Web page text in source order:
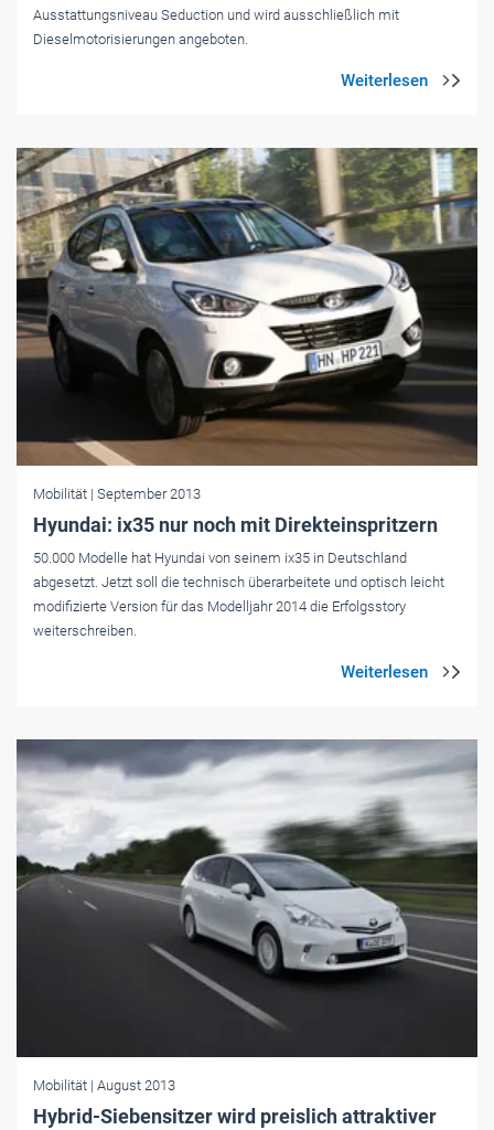
Ausstattungsniveau Seduction und wird ausschließlich mit
Dieselmotorisierungen angeboten.
Mobilität | September 2013
Hyundai: ix35 nur noch mit Direkteinspritzern
50.000 Modelle hat Hyundai von seinem ix35 in Deutschland
abgesetzt. Jetzt soll die technisch überarbeitete und optisch leicht
modifizierte Version für das Modelljahr 2014 die Erfolgsstory
weiterschreiben.
Mobilität | August 2013
Hybrid-Siebensitzer wird preislich attraktiver